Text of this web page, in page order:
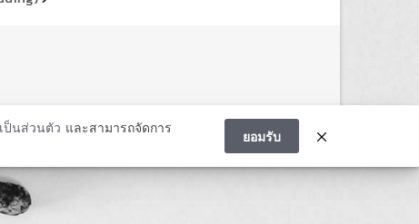
ป็นส่วนตัว และสามารถจัดการ
ยอมรับ